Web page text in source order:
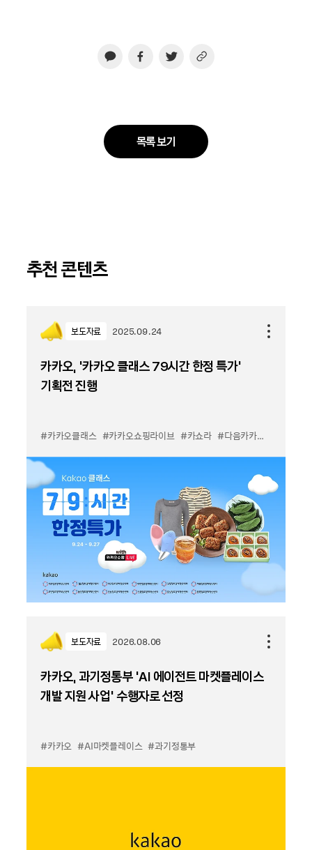
목록 보기
추천 콘텐츠
보도자료 2025.09.24
카카오, ‘카카오 클래스 79시간 한정 특가’
기획전 진행
#카카오클래스 #카카오쇼핑라이브 #카쇼라 #다음카카오
보도자료 2026.08.06
카카오, 과기정통부 ‘AI 에이전트 마켓플레이스
개발 지원 사업’ 수행자로 선정
#카카오 #AI마켓플레이스 #과기정통부